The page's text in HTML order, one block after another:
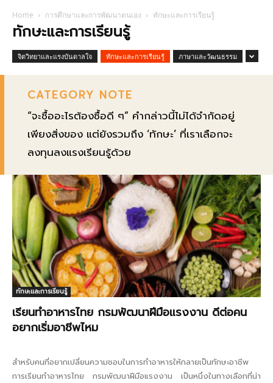
Home การศึกษาและการพัฒนาตนเอง ทักษะและการเรียนรู้
ทักษะและการเรียนรู้
จิตวิทยาและแรงบันดาลใจ ทักษะและการเรียนรู้ ภาษาและวัฒนธรรม
CATEGORY NOTE
“จะซื้ออะไรต้องซื้อดี ๆ” คำกล่าวนี้ไม่ได้จำกัดอยู่
เพียงสิ่งของ แต่ยังรวมถึง ‘ทักษะ’ ที่เราเลือกจะ
ลงทุนลงแรงเรียนรู้ด้วย
ทักษะและการเรียนรู้
เรียนทำอาหารไทย กรมพัฒนาฝีมือแรงงาน ดีต่อคน
อยากเริ่มอาชีพไหม
สำหรับคนที่อยากเปลี่ยนความชอบในการทำอาหารให้กลายเป็นทักษะอาชีพ
การเรียนทำอาหารไทย กรมพัฒนาฝีมือแรงงาน เป็นหนึ่งในทางเลือกที่น่า